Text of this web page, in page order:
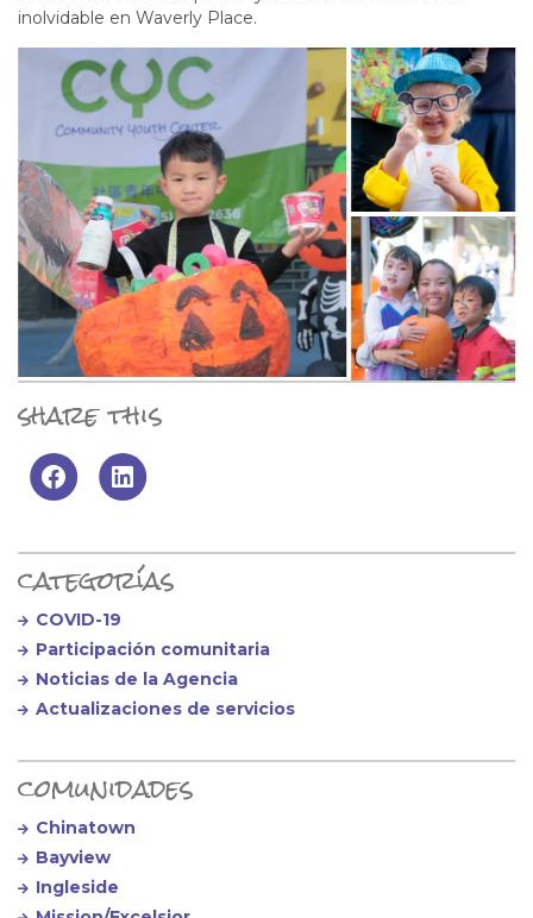
inolvidable en Waverly Place.
share this
Primary Sidebar
categorías
COVID-19
Participación comunitaria
Noticias de la Agencia
Actualizaciones de servicios
comunidades
Chinatown
Bayview
Ingleside